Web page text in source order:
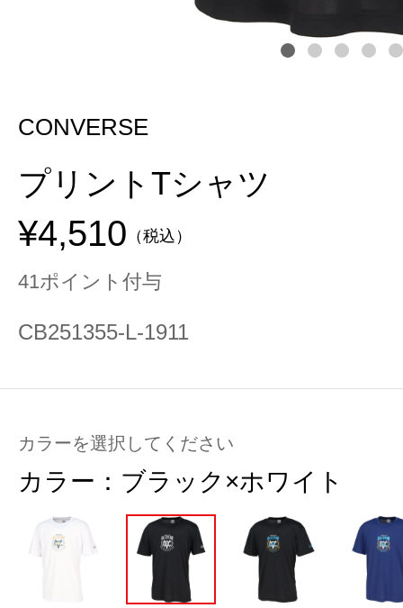
CONVERSE
プリントTシャツ
¥4,510 （税込）
41ポイント付与
CB251355-L-1911
カラーを選択してください
カラー： ブラック×ホワイト